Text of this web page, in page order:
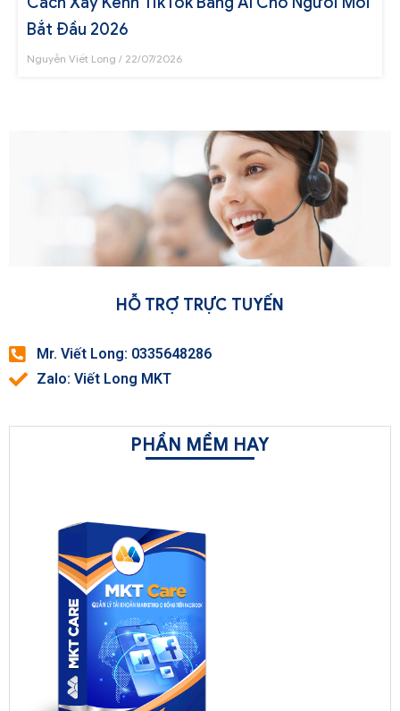
Bắt Đầu 2026
Nguyễn Viết Long 22/07/2026
HỖ TRỢ TRỰC TUYẾN
Mr. Viết Long: 0335648286
Zalo: Viết Long MKT
PHẦN MỀM HAY